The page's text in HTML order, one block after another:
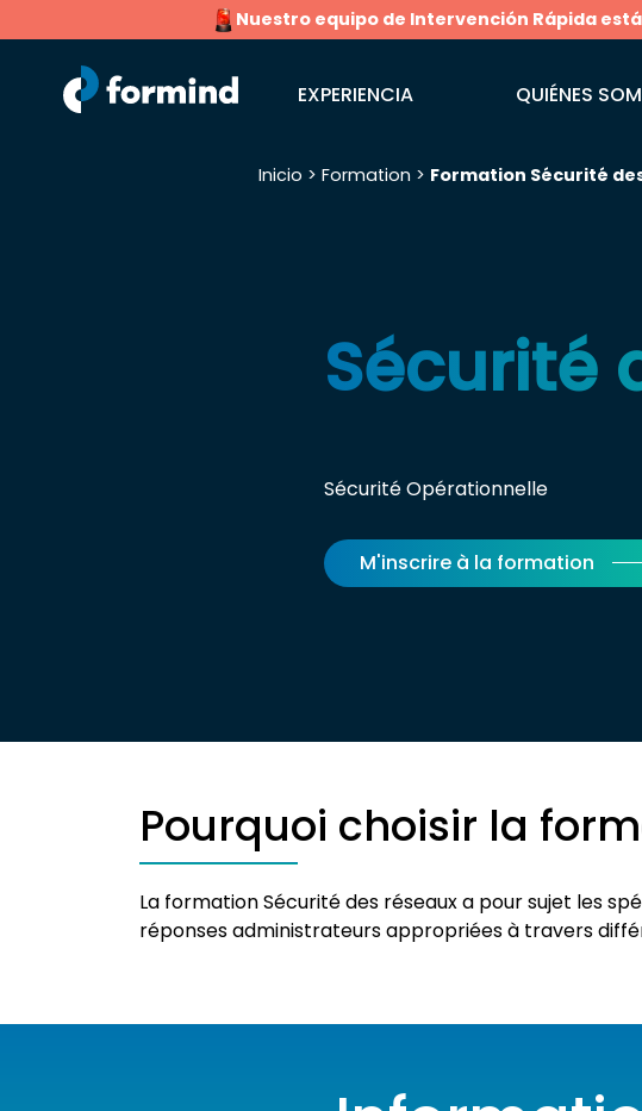
Nuestro equipo de Intervención Rápida está
EXPERIENCIA QUIÉNES
Inicio > Formation > Formation Sécurité
Sécurité
Sécurité Opérationnelle
M'inscrire à la formation
Pourquoi choisir la
La formation Sécurité des réseaux a pour sujet les
réponses administrateurs appropriées à travers